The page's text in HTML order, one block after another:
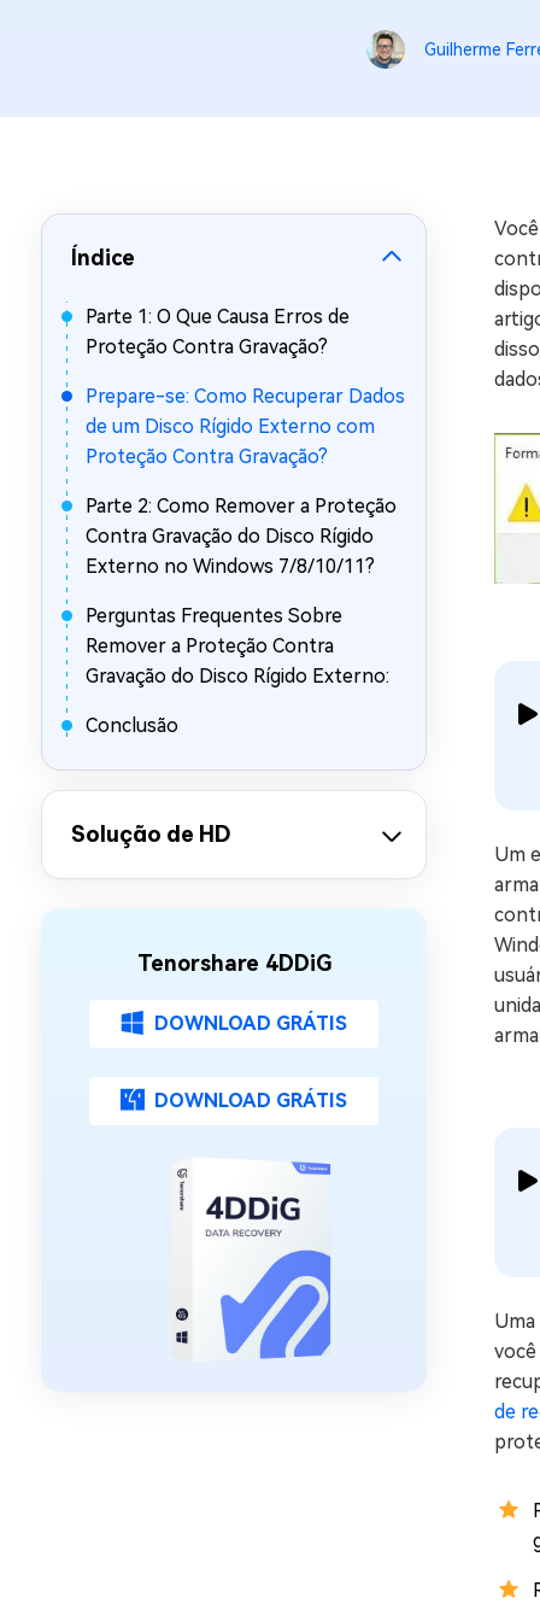
Guilherme
Índice
Parte 1: O Que Causa Erros de
Proteção Contra Gravação?
Prepare-se: Como Recuperar Dados
de um Disco Rígido Externo com
Proteção Contra Gravação?
Parte 2: Como Remover a Proteção
Contra Gravação do Disco Rígido
Externo no Windows 7/8/10/11?
Perguntas Frequentes Sobre
Remover a Proteção Contra
Gravação do Disco Rígido Externo:
Conclusão
Solução de HD
Tenorshare 4DDiG
DOWNLOAD GRÁTIS
DOWNLOAD GRÁTIS
Um
de